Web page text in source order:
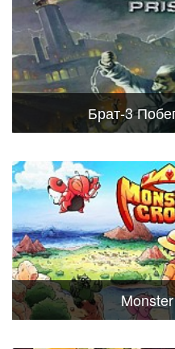
Брат-3